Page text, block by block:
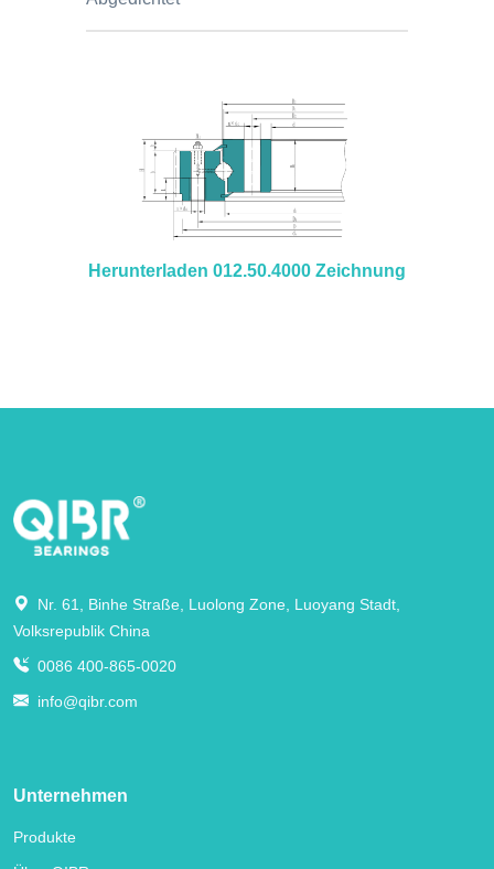
Herunterladen 012.50.4000 Zeichnung
Nr. 61, Binhe Straße, Luolong Zone, Luoyang Stadt,
Volksrepublik China
0086 400-865-0020
info@qibr.com
Unternehmen
Produkte